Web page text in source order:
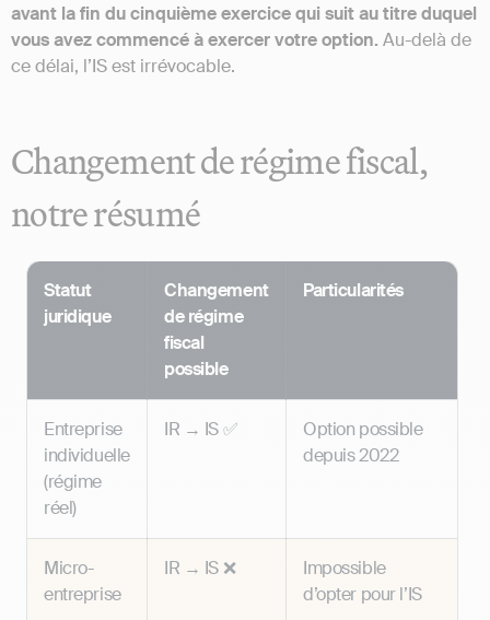
avant la fin du cinquième exercice qui suit au titre duquel
vous avez commencé à exercer votre option. Au-delà de
ce délai, l’IS est irrévocable.
Changement de régime fiscal,
notre résumé
Statut
juridique
Changement
de régime
fiscal
possible
Particularités
Entreprise
individuelle
(régime
réel)
IR → IS ✅
Option possible
depuis 2022
Micro-
entreprise
IR → IS ❌
Impossible
d’opter pour l’IS